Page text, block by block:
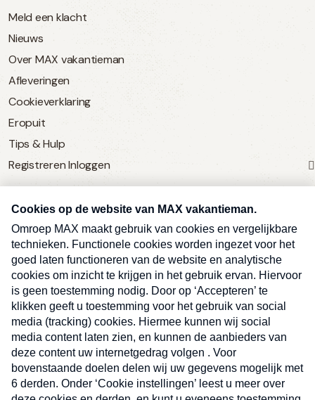
Meld een klacht
Nieuws
Over MAX vakantieman
Afleveringen
Cookieverklaring
Eropuit
Tips & Hulp
Registreren Inloggen
SERVICE
Over Omroep MAX
MAX Vandaag
MAX Meldpunt
Pers
Contact
Algemene voorwaarden
Privacyverklaring
Kwetsbaarheid melden
Ben je benieuwd naar meer
vakantienieuws- en tips?